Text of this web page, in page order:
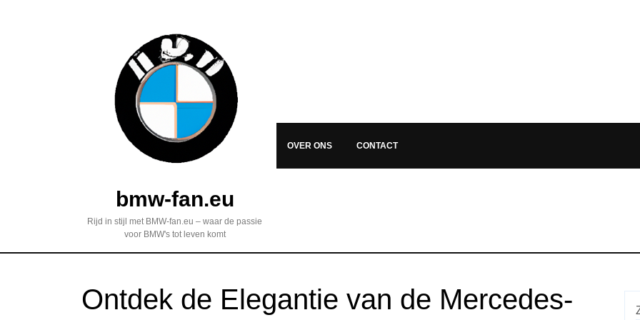
bmw-fan.eu
Rijd in stijl met BMW-fan.eu – waar de passie
voor BMW's tot leven komt
OVER ONS CONTACT
Ontdek de Elegantie van de Mercedes-